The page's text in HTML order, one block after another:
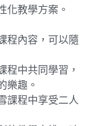
化教學方案。
程內容，可以隨
程中共同學習，
樂趣。
課程中享受二人